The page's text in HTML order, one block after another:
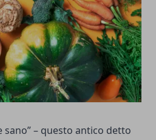
sano” – questo antico detto